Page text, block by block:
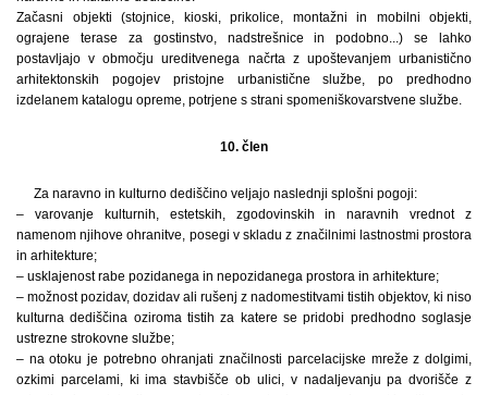
Začasni objekti (stojnice, kioski, prikolice, montažni in mobilni objekti,
ograjene terase za gostinstvo, nadstrešnice in podobno...) se lahko
postavljajo v območju ureditvenega načrta z upoštevanjem urbanistično
arhitektonskih pogojev pristojne urbanistične službe, po predhodno
izdelanem katalogu opreme, potrjene s strani spomeniškovarstvene službe.
10. člen
Za naravno in kulturno dediščino veljajo naslednji splošni pogoji:
– varovanje kulturnih, estetskih, zgodovinskih in naravnih vrednot z
namenom njihove ohranitve, posegi v skladu z značilnimi lastnostmi prostora
in arhitekture;
– usklajenost rabe pozidanega in nepozidanega prostora in arhitekture;
– možnost pozidav, dozidav ali rušenj z nadomestitvami tistih objektov, ki niso
kulturna dediščina oziroma tistih za katere se pridobi predhodno soglasje
ustrezne strokovne službe;
– na otoku je potrebno ohranjati značilnosti parcelacijske mreže z dolgimi,
ozkimi parcelami, ki ima stavbišče ob ulici, v nadaljevanju pa dvorišče z